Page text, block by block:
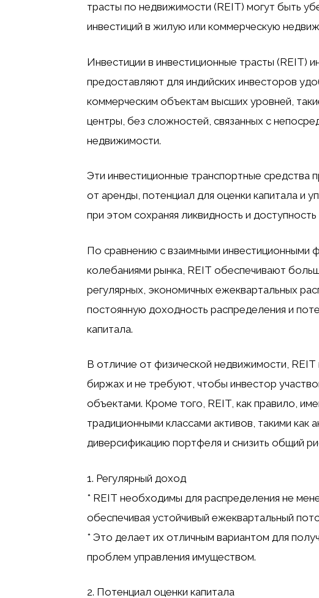
трасты по недвижимости (REIT) могут быть
инвестиций в жилую или коммерческую
Инвестиции в инвестиционные трасты (REIT)
предоставляют для индийских инвесторов
коммерческим объектам высших уровней,
центры, без сложностей, связанных с
недвижимости.
Эти инвестиционные транспортные средства
от аренды, потенциал для оценки капитала и
при этом сохраняя ликвидность и
По сравнению с взаимными инвестиционными
колебаниями рынка, REIT обеспечивают
регулярных, экономичных ежеквартальных
постоянную доходность распределения и
капитала.
В отличие от физической недвижимости,
биржах и не требуют, чтобы инвестор
объектами. Кроме того, REIT, как правило,
традиционными классами активов, такими как
диверсификацию портфеля и снизить общий
1. Регулярный доход
* REIT необходимы для распределения не
обеспечивая устойчивый ежеквартальный
* Это делает их отличным вариантом для
проблем управления имуществом.
2. Потенциал оценки капитала